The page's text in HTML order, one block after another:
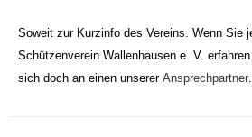
Soweit zur Kurzinfo des Vereins. Wenn Sie
Schützenverein Wallenhausen e. V.
sich doch an einen unserer Ansprechpartner